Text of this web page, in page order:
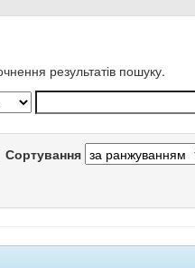
результатів пошуку.
Сортування